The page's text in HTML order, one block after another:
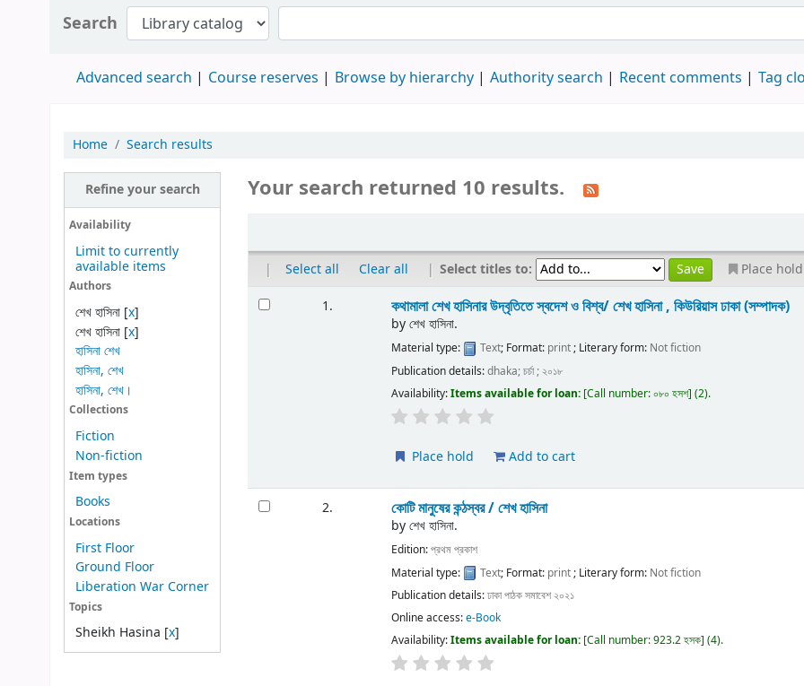
Search
Advanced search Course reserves Browse by hierarchy Authority search Recent comments Tag
Home Search results
Refine your search
Availability
Limit to currently
available items
Authors
শেখ হাসিনা[x]
শেখ হাসিনা[x]
হাসিনা শেখ
হাসিনা, শেখ
হাসিনা, শেখ।
Collections
Fiction
Non-fiction
Item types
Books
Locations
First Floor
Ground Floor
Liberation War Corner
Topics
Sheikh Hasina [x]
Your search returned 10 results.
| Select all Clear all | Select titles to:
Place hold
1.
কথামালা শেখ হাসিনার উদ্বৃতিতে স্বদেশ ও বিশ্ব/ শেখ হাসিনা , কিউরিয়াস ঢাকা (সম্পাদক)
byশেখ হাসিনা.
Material type: Text; Format: print; Literary form: Not fiction
Publication details:dhaka;চর্চা ; ২০১৮
Availability:Items available for loan: Call number:০৮০ হসশ (2).
Place hold Add to cart
2. কোটি মানুষের কন্ঠস্বর /শেখ হাসিনা
byশেখ হাসিনা.
Edition:প্রথম প্রকাশ
Material type:
Text; Format: print; Literary form: Not fiction
Publication details:ঢাকাপাঠক সমাবেশ ২০২১
Online access:e-Book
Availability:Items available for loan: Call number:923.2 হসক (4).